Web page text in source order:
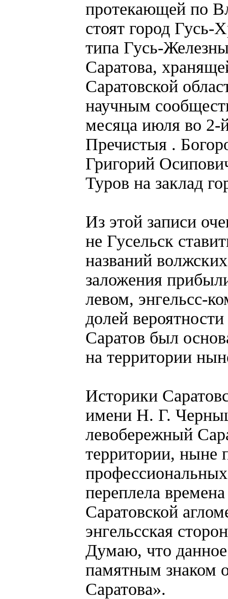
протекающей по
стоят город Гусь-
типа Гусь-
Саратова,
Саратовской
научным
месяца июля во 2-
Пречистыя .
Григорий
Туров на заклад
Из этой записи
не Гусельск
названий
заложения
левом, энгельсс-
долей
Саратов был
на территории
Историки
имени Н. Г.
левобережный
территории, ныне
переплела
Саратовской
энгельсская
Думаю, что
памятным знаком
Саратова».